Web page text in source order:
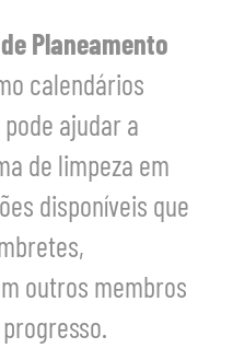
Planeamento
calendários
ajudar a
de limpeza em
disponíveis que
outros membros